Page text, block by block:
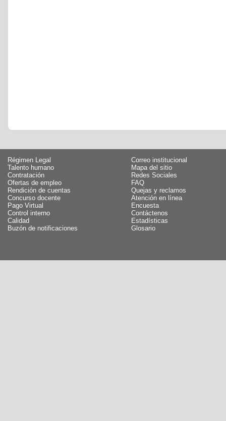
Régimen Legal
Talento humano
Contratación
Ofertas de empleo
Rendición de cuentas
Concurso docente
Pago Virtual
Control interno
Calidad
Buzón de notificaciones
Correo institucional
Mapa del sitio
Redes Sociales
FAQ
Quejas y reclamos
Atención en línea
Encuesta
Contáctenos
Estadísticas
Glosario